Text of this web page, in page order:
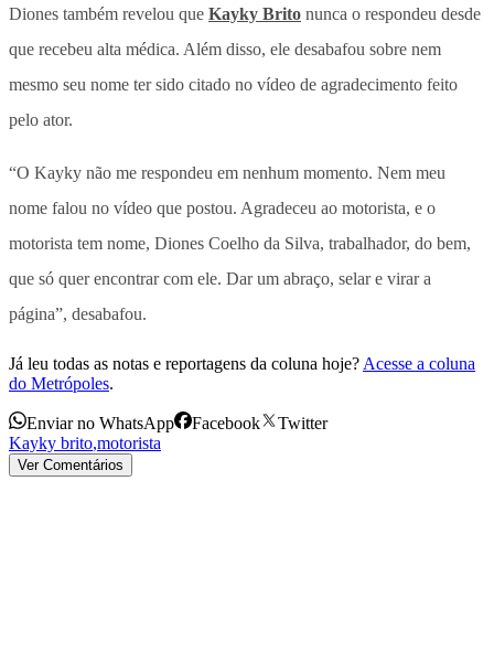
Diones também revelou que Kayky Brito nunca o respondeu desde
que recebeu alta médica. Além disso, ele desabafou sobre nem
mesmo seu nome ter sido citado no vídeo de agradecimento feito
pelo ator.
“O Kayky não me respondeu em nenhum momento. Nem meu
nome falou no vídeo que postou. Agradeceu ao motorista, e o
motorista tem nome, Diones Coelho da Silva, trabalhador, do bem,
que só quer encontrar com ele. Dar um abraço, selar e virar a
página”, desabafou.
Já leu todas as notas e reportagens da coluna hoje? Acesse a coluna
do Metrópoles.
Enviar no WhatsApp Facebook
Twitter
Kayky brito,motorista
Ver Comentários